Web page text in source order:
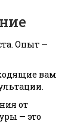
Опыт —
вам
от
— это